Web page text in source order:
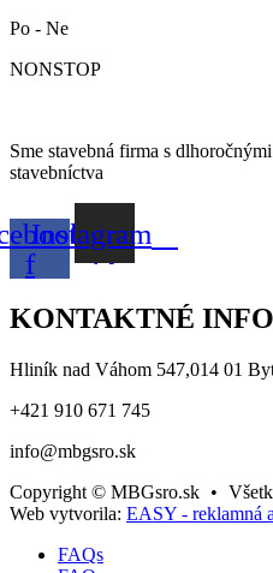
Po - Ne
NONSTOP
Sme stavebná firma s
stavebníctva
f
Instagram
KONTAKTNÉ
Hliník nad Váhom 547,014 01
+421 910 671 745
info@mbgsro.sk
Copyright © MBGsro.sk •
Web vytvorila: EASY - reklamná
FAQs